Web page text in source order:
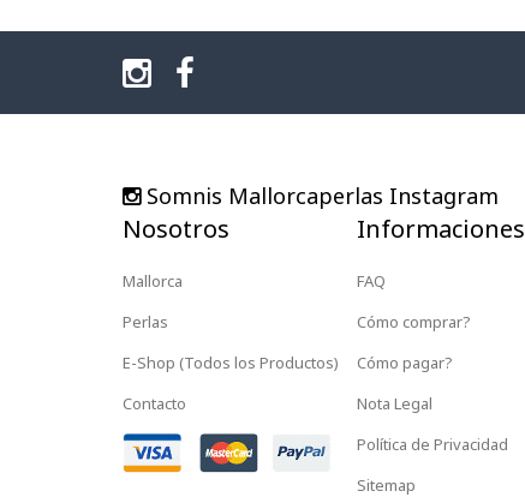
Somnis Mallorcaperlas Instagram
Nosotros
Mallorca
Perlas
E-Shop (Todos los Productos)
Contacto
Informaciones
FAQ
Cómo comprar?
Cómo pagar?
Nota Legal
Política de Privacidad
Sitemap